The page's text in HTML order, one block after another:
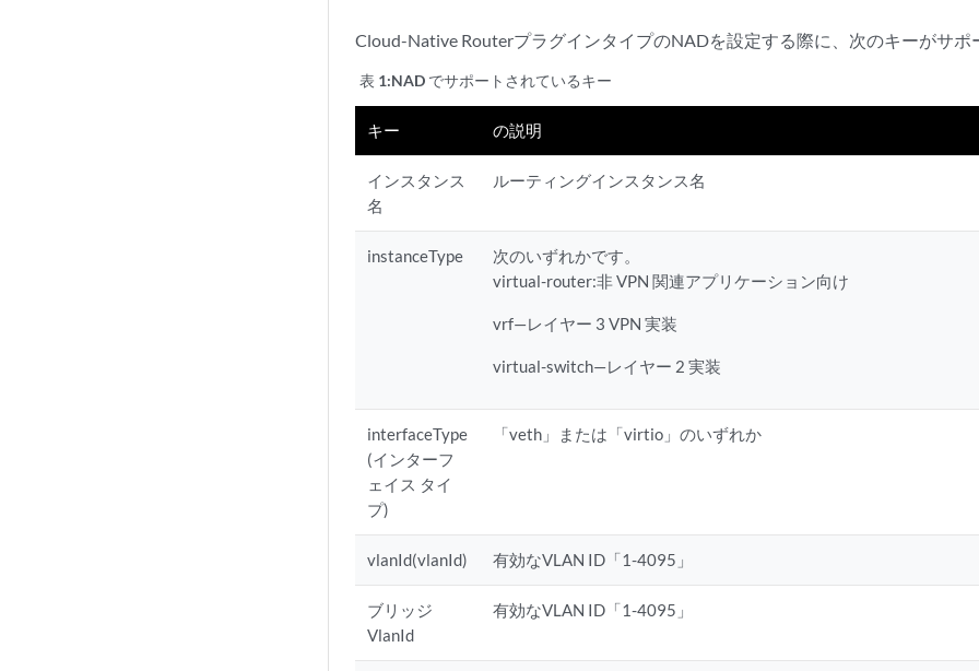
           ....
		"ipam": {
          "type": "<ipam-type>",
		  ....
        },
		"kubeConfig":"/etc/kubernetes/kubelet.conf"
      }
  }'
Cloud-Native RouterプラグインタイプのNADを設定する際に、次のキーがサポ
表 1:NAD でサポートされているキー
キー の説明
インスタンス
名
ルーティングインスタンス名
instanceType
次のいずれかです。
virtual-router:非 VPN 関連アプリケーション向け
vrf—レイヤー 3 VPN 実装
virtual-switch—レイヤー 2 実装
interfaceType
(インターフ
ェイス タイ
プ)
「veth」または「virtio」のいずれか
vlanId(vlanId) 有効なVLAN ID「1-4095」
ブリッジ
VlanId
有効なVLAN ID「1-4095」